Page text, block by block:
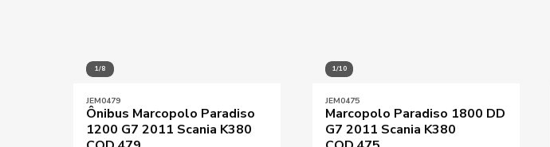
1/8
JEM0479
Ônibus Marcopolo Paradiso
1200 G7 2011 Scania K380
1/10
JEM0475
Marcopolo Paradiso 1800 DD
G7 2011 Scania K380